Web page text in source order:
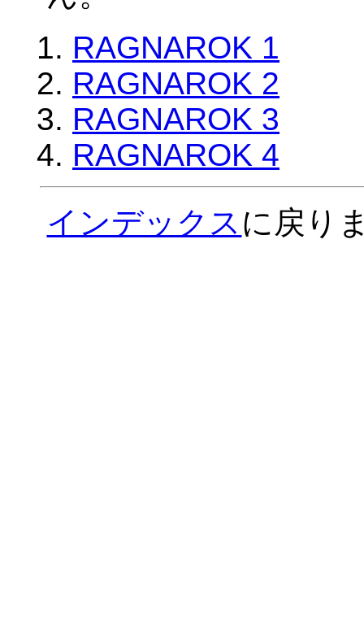
RAGNAROK 1
RAGNAROK 2
RAGNAROK 3
RAGNAROK 4
インデックス に戻り